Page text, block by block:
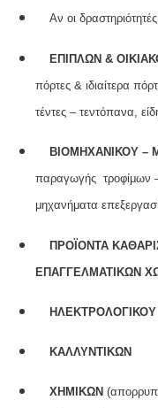
Αν οι
ΕΠΙΠΛΩΝ &
πόρτες & ιδιαίτερα
τέντες – τεντόπανα,
ΒΙΟΜΗΧΑΝΙΚΟΥ –
παραγωγής τροφίμων –
μηχανήματα
ΠΡΟΪΟΝΤΑ
ΕΠΑΓΓΕΛΜΑΤΙΚΩΝ
ΗΛΕΚΤΡΟΛΟΓΙΚΟΥ
ΚΑΛΛΥΝΤΙΚΩΝ
ΧΗΜΙΚΩΝ